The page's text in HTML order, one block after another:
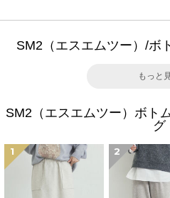
SM2（エスエムツー）/ボ
もっと
SM2（エスエムツー）ボト
グ
1 2